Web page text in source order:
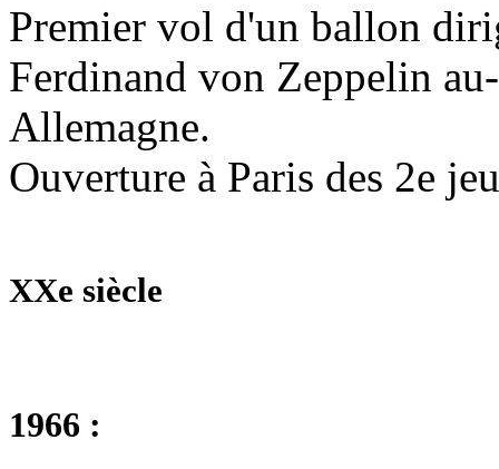
Premier vol d'un ballon
Ferdinand von Zeppelin
Allemagne.
Ouverture à Paris des 2e
XXe siècle
1966 :